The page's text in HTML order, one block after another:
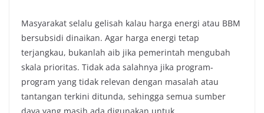
Masyarakat selalu gelisah kalau harga energi atau BBM
bersubsidi dinaikan. Agar harga energi tetap
terjangkau, bukanlah aib jika pemerintah mengubah
skala prioritas. Tidak ada salahnya jika program-
program yang tidak relevan dengan masalah atau
tantangan terkini ditunda, sehingga semua sumber